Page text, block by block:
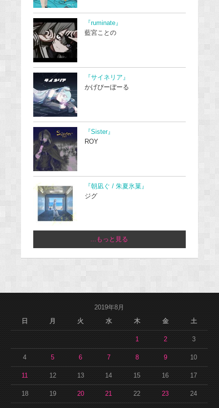
『ruminate』
藍宮ことの
『サイネリア』
かげぴーぼーる
『Sister』
ROY
『朝凪ぐ / 朱夏氷菓』
ジグ
...もっと見る
2019年8月
日
月 火 水 木 金 土
1 2 3
4 5 6 7 8 9 10
11 12 13 14 15 16 17
18 19 20 21 22 23 24